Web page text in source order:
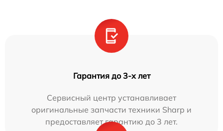
Гарантия до 3-х лет
Сервисный центр устанавливает
оригинальные запчасти техники Sharp и
предоставляет гарантию до 3 лет.